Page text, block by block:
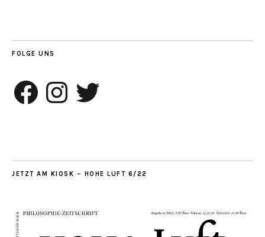
FOLGE UNS
Facebook InstagramTwitter
JETZT AM KIOSK – HOHE LUFT 6/22